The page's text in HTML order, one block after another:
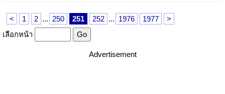
< 1 2 ... 250 251 252 ... 1976 1977
>
เลือกหน้า
Advertisement